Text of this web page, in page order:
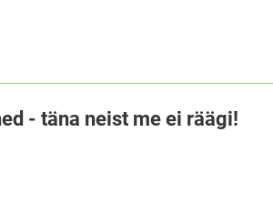
- täna neist me ei räägi!